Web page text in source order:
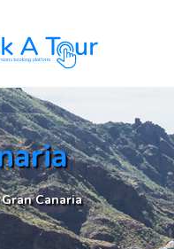
Gran Canaria